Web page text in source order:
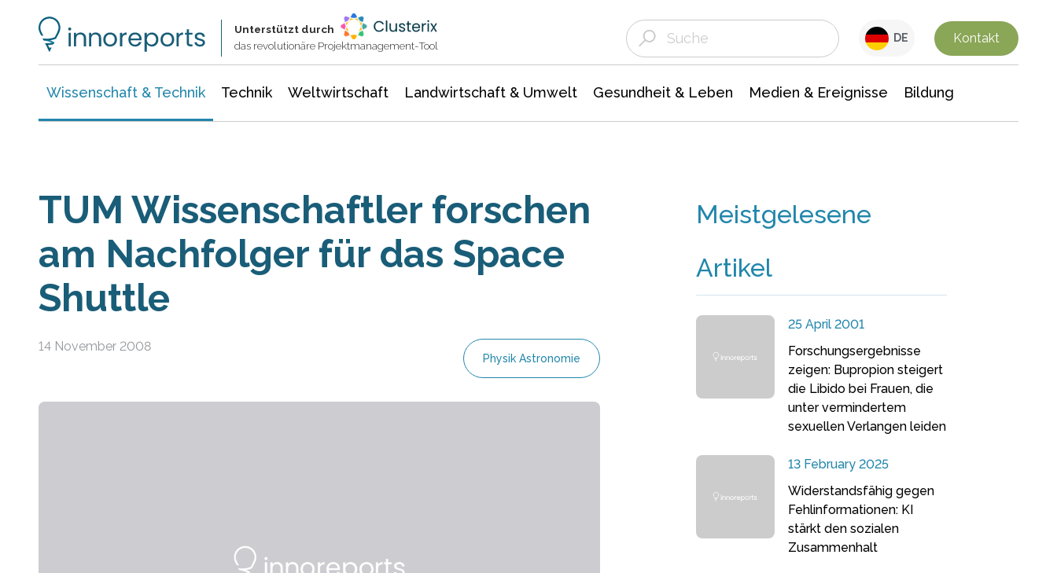
Unterstützt durch
das revolutionäre Projektmanagement-Tool
DE Kontakt
Wissenschaft & Technik Technik Weltwirtschaft Landwirtschaft & Umwelt Gesundheit & Leben Medien & Ereignisse Bildung
TUM Wissenschaftler forschen
am Nachfolger für das Space
Shuttle
14 November 2008
Physik Astronomie
Meistgelesene
Artikel
25 April 2001
Forschungsergebnisse
zeigen: Bupropion steigert
die Libido bei Frauen, die
unter vermindertem
sexuellen Verlangen leiden
13 February 2025
Widerstandsfähig gegen
Fehlinformationen: KI
stärkt den sozialen
Zusammenhalt